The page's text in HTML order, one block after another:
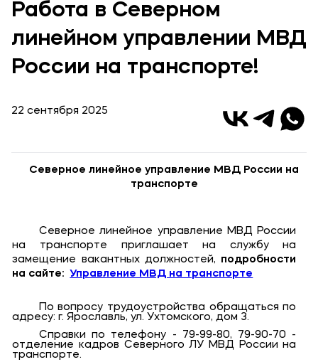
Среднее профессиональное образование
Высшее образование
Объявления
Контакты
Банковские реквизиты
Работа в Северном
линейном управлении МВД
России на транспорте!
22 сентября 2025
Северное линейное управление МВД России на
транспорте
Северное линейное управление МВД России
на транспорте приглашает на службу на
замещение вакантных должностей, подробности
на сайте: Управление МВД на транспорте
По вопросу трудоустройства обращаться по
адресу: г. Ярославль, ул. Ухтомского, дом 3.
Справки по телефону - 79-99-80, 79-90-70 -
отделение кадров Северного ЛУ МВД России на
транспорте.